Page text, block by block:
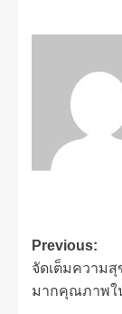
Previous:
จัดเต็มความ
มากคุณภาพใน